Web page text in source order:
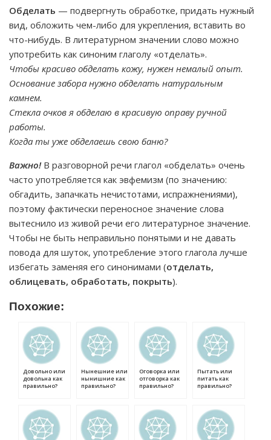
Обделать — подвергнуть обработке, придать нужный
вид, обложить чем-либо для укрепления, вставить во
что-нибудь. В литературном значении слово можно
употребить как синоним глаголу «отделать».
Чтобы красиво обделать кожу, нужен немалый опыт.
Основание забора нужно обделать натуральным
камнем.
Стекла очков я обделаю в красивую оправу ручной
работы.
Когда ты уже обделаешь свою баню?
Важно!В разговорной речи глагол «обделать» очень
часто употребляется как эвфемизм (по значению:
обгадить, запачкать нечистотами, испражнениями),
поэтому фактически переносное значение слова
вытеснило из живой речи его литературное значение.
Чтобы не быть неправильно понятыми и не давать
повода для шуток, употребление этого глагола лучше
избегать заменяя его синонимами (отделать,
облицевать, обработать, покрыть).
Похожие:
Довольно или
довольна как
правильно?
Нынешние или
нынишние как
правильно?
Оговорка или
отговорка как
правильно?
Пытать или
питать как
правильно?